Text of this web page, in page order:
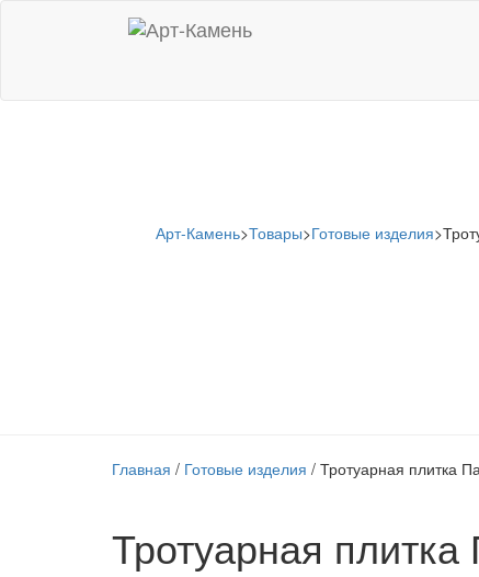
Арт-Камень>Товары>Готовые изделия>
Главная / Готовые изделия / Тротуарная плитка
Тротуарная